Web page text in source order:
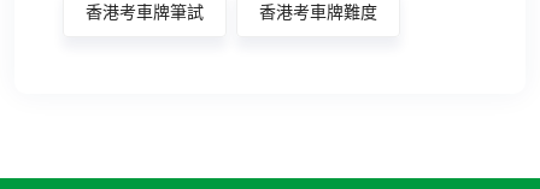
香港考車牌筆試 香港考車牌難度